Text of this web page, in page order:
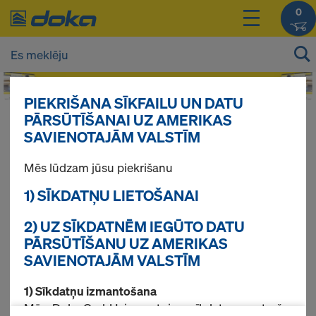
0
Jūsu produktu cenas Jūs varat redzēt
pieslēdzoties.
Stutes
Atrasti 3 produkti
Pirktākās preces
PIEKRIŠANA SĪKFAILU UN DATU
PĀRSŪTĪŠANAI UZ AMERIKAS
SAVIENOTAJĀM VALSTĪM
Mēs lūdzam jūsu piekrišanu
1) SĪKDATŅU LIETOŠANAI
2) UZ SĪKDATNĒM IEGŪTO DATU
PĀRSŪTĪŠANU UZ AMERIKAS
SAVIENOTAJĀM VALSTĪM
1) Sīkdatņu izmantošana
Mēs, Doka GmbH, izmantojam sīkdatnes un trešo